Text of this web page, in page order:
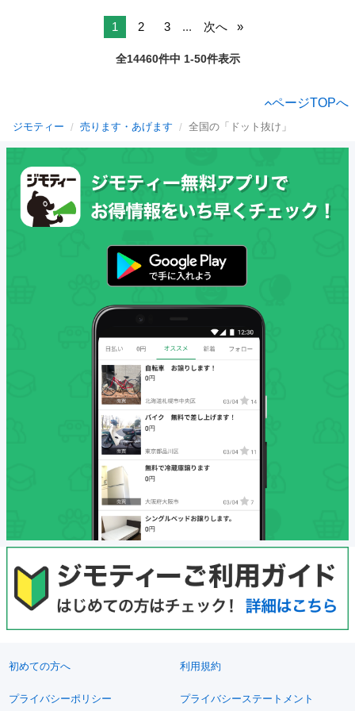
1 2 3 ... 次へ
全14460件中 1-50件表示
ページTOPへ
ジモティー 売ります・あげます 全国の「ドット抜け」
初めての方へ 利用規約
プライバシーポリシー プライバシーステートメント